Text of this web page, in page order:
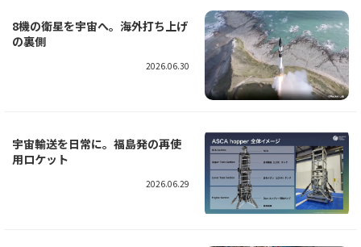
8機の衛星を宇宙へ。海外打ち上げ
の裏側
2026.06.30
宇宙輸送を日常に。福島発の再使
用ロケット
2026.06.29